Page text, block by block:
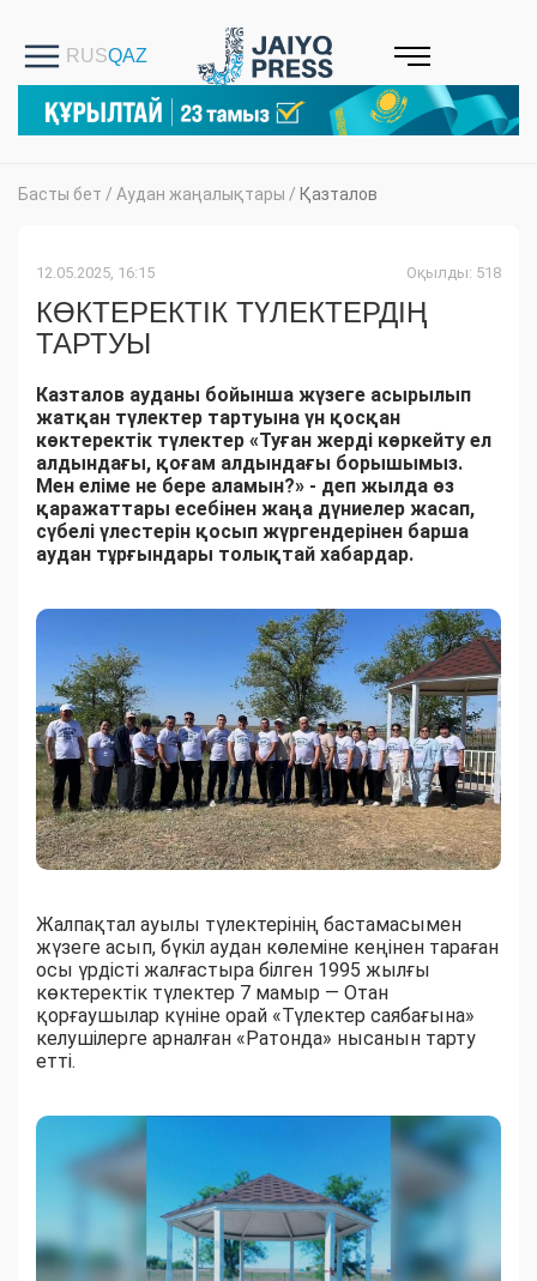
Басты бет / Аудан жаңалықтары / Қазталов
12.05.2025, 16:15 Оқылды: 518
КӨКТЕРЕКТІК ТҮЛЕКТЕРДІҢ
ТАРТУЫ
Казталов ауданы бойынша жүзеге асырылып
жатқан түлектер тартуына үн қосқан
көктеректік түлектер «Туған жерді көркейту ел
алдындағы, қоғам алдындағы борышымыз.
Мен еліме не бере аламын?» - деп жылда өз
қаражаттары есебінен жаңа дүниелер жасап,
сүбелі үлестерін қосып жүргендерінен барша
аудан тұрғындары толықтай хабардар.
Жалпақтал ауылы түлектерінің бастамасымен
жүзеге асып, бүкіл аудан көлеміне кеңінен тараған
осы үрдісті жалғастыра білген 1995 жылғы
көктеректік түлектер 7 мамыр — Отан
қорғаушылар күніне орай «Түлектер саябағына»
келушілерге арналған «Ратонда» нысанын тарту
етті.